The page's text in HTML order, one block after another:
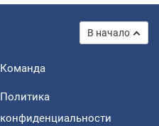
В начало
Команда
Политика
конфиденциальности